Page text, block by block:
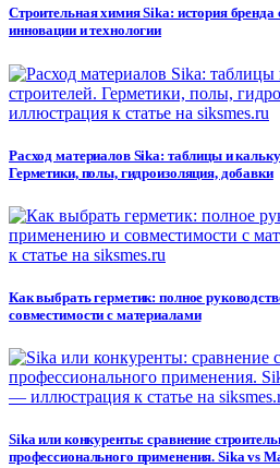
Строительная химия Sika: история
инновации и технологии
Расход материалов Sika: таблицы и
Герметики, полы, гидроизоляция, добавки
Как выбрать герметик: полное
совместимости с материалами
Sika или конкуренты: сравнение
профессионального применения. Sika vs